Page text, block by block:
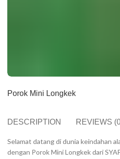
Porok Mini Longkek
DESCRIPTION REVIEWS
Selamat datang di dunia keindahan
dengan Porok Mini Longkek dari